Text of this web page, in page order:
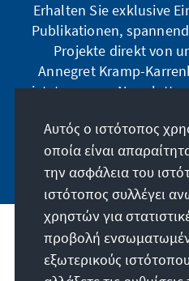
Erhalten Sie exklusive
Publikationen,
Projekte direkt von
Annegret Kramp-
jetzt unseren
Jetzt
Την παραγγελία μας
Αυτός ο ιστότοπος
οποία είναι
την ασφάλεια του
ιστότοπος συλλέγει
χρηστών για
προβολή
εξωτερικούς